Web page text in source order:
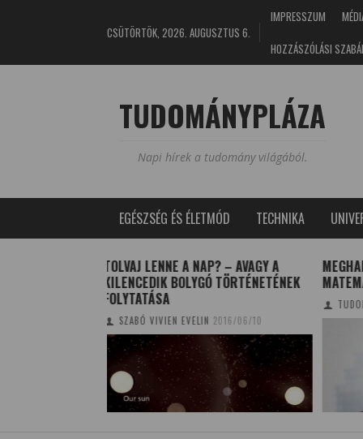
CSÜTÖRTÖK, 2026. AUGUSZTUS 6.
IMPRESSZUM
HOZZÁSZÓLÁSI
TUDOMÁNYPLÁZA
Napi hírek a tudomány világából.
EGÉSZSÉG ÉS ÉLETMÓD TECHNIKA
MEGHALT CSÁSZÁR ÁKOS
MATEMATIKUS
TUDOMÁNYPLÁZA/MTA